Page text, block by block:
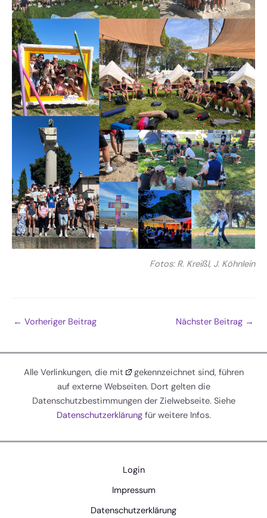
Fotos: R. Kreißl, J. Köhnlein
← Vorheriger Beitrag Nächster Beitrag →
Alle Verlinkungen, die mit
gekennzeichnet sind, führen
auf externe Webseiten. Dort gelten die
Datenschutzbestimmungen der Zielwebseite. Siehe
Datenschutzerklärungfür weitere Infos.
Login
Impressum
Datenschutzerklärung